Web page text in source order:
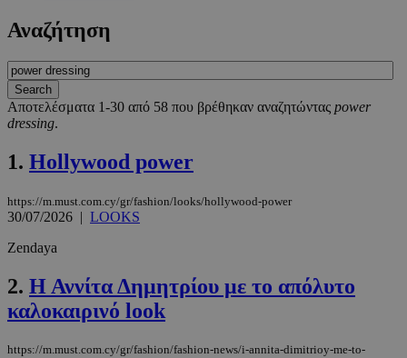
Αναζήτηση
Αποτελέσματα 1-30 από 58 που βρέθηκαν αναζητώντας power
dressing.
1. Hollywood power
https://m.must.com.cy/gr/fashion/looks/hollywood-power
30/07/2026 | LOOKS
Zendaya
2. Η Αννίτα Δημητρίου με το απόλυτο
καλοκαιρινό look
https://m.must.com.cy/gr/fashion/fashion-news/i-annita-dimitrioy-me-to-